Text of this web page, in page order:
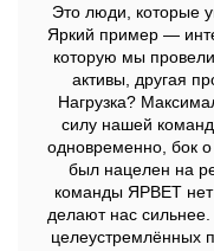
Это люди, которые
Яркий пример —
которую мы
активы, другая
Нагрузка?
силу нашей
одновременно, бок
был нацелен на
команды ЯРВЕТ
делают нас
целеустремлённых